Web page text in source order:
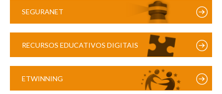
SEGURANET
RECURSOS EDUCATIVOS DIGITAIS
ETWINNING